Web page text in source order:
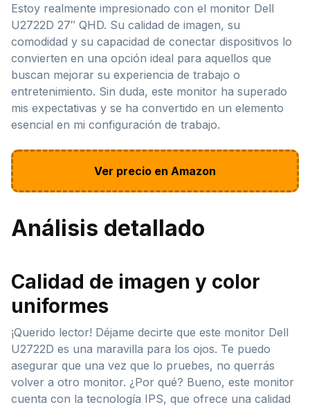
Estoy realmente impresionado con el monitor Dell
U2722D 27″ QHD. Su calidad de imagen, su
comodidad y su capacidad de conectar dispositivos lo
convierten en una opción ideal para aquellos que
buscan mejorar su experiencia de trabajo o
entretenimiento. Sin duda, este monitor ha superado
mis expectativas y se ha convertido en un elemento
esencial en mi configuración de trabajo.
Ver precio en Amazon
Análisis detallado
Calidad de imagen y color
uniformes
¡Querido lector! Déjame decirte que este monitor Dell
U2722D es una maravilla para los ojos. Te puedo
asegurar que una vez que lo pruebes, no querrás
volver a otro monitor. ¿Por qué? Bueno, este monitor
cuenta con la tecnología IPS, que ofrece una calidad